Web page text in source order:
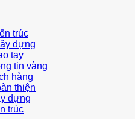
trúc
dựng
tay
tin vàng
hàng
thiện
dựng
trúc